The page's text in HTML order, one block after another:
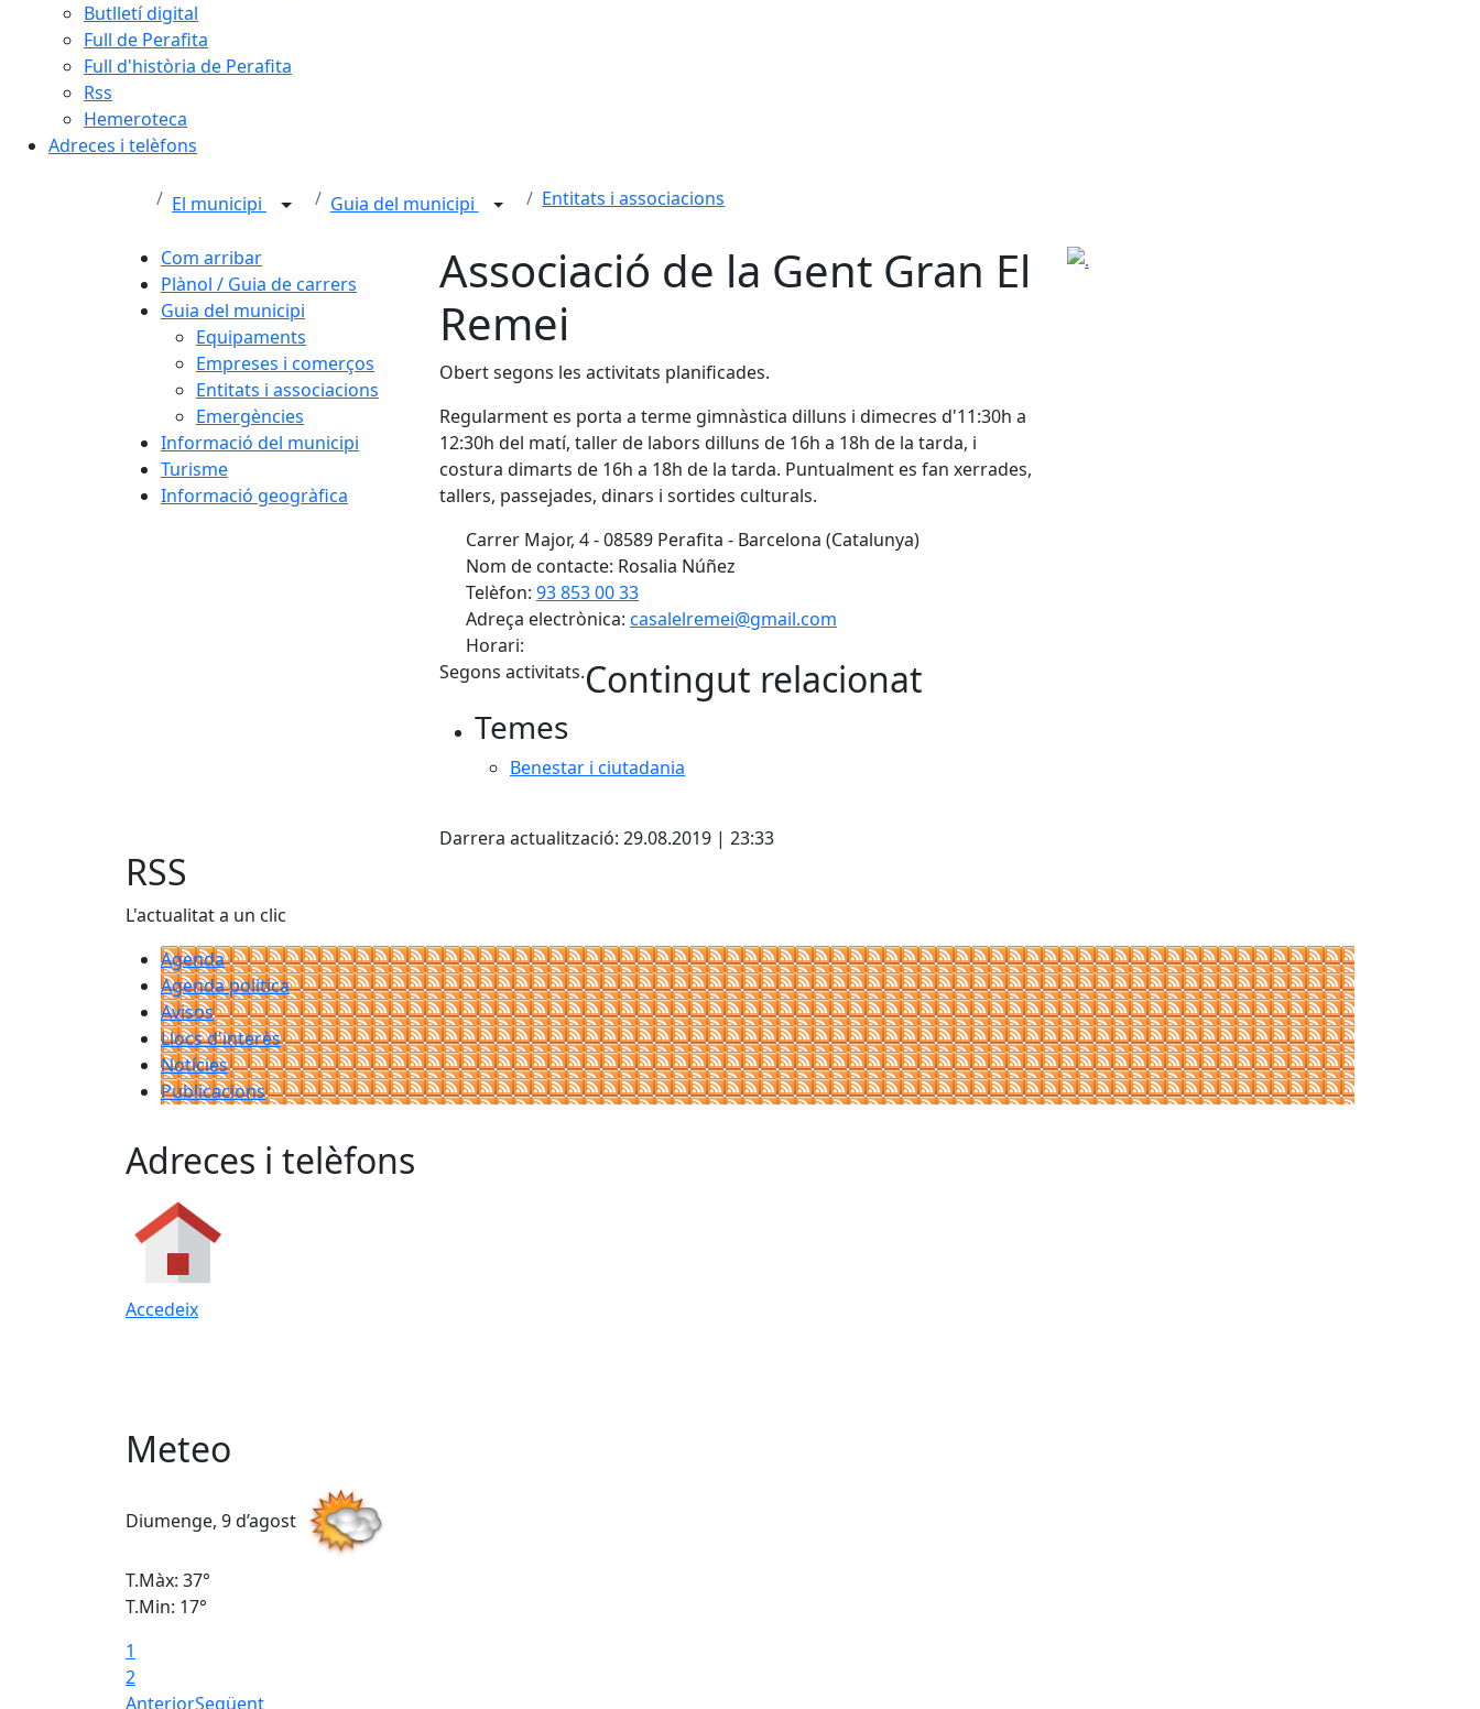
Butlletí digital
Full de Perafita
Full d'història de Perafita
Rss
Hemeroteca
Adreces i telèfons
El municipi Guia del municipi Entitats i associacions
Com arribar
Plànol / Guia de carrers
Guia del municipi
Equipaments
Empreses i comerços
Entitats i associacions
Emergències
Informació del municipi
Turisme
Informació geogràfica
Associació de la Gent Gran El
Remei
Obert segons les activitats planificades.
Regularment es porta a terme gimnàstica dilluns i dimecres d'11:30h a
12:30h del matí, taller de labors dilluns de 16h a 18h de la tarda, i
costura dimarts de 16h a 18h de la tarda. Puntualment es fan xerrades,
tallers, passejades, dinars i sortides culturals.
Carrer Major, 4 - 08589 Perafita - Barcelona (Catalunya)
Nom de contacte: Rosalia Núñez
Telèfon: 93 853 00 33
Adreça electrònica: casalelremei@gmail.com
Horari:
Segons activitats.Contingut relacionat
Temes
Benestar i ciutadania
Darrera actualització: 29.08.2019 | 23:33
.
RSS
L'actualitat a un clic
Agenda
Agenda política
Avisos
Llocs d'interès
Notícies
Publicacions
Adreces i telèfons
Accedeix
Meteo
Diumenge, 9 d’agost
T.Màx: 37°
T.Min: 17°
1
2
AnteriorSegüent